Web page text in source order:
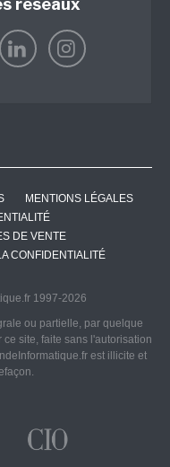
réseaux
MENTIONS LÉGALES
DE VENTE
CONFIDENTIALITÉ
1997-2026
ou partielle, par quelque
site, faite sans l'autorisation
est illicite et